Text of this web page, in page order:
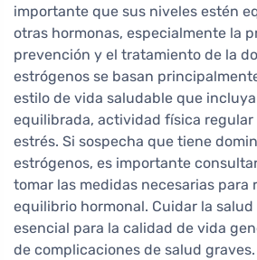
importante que sus niveles estén
otras hormonas, especialmente la
prevención y el tratamiento de la
estrógenos se basan
estilo de vida saludable que
equilibrada, actividad física
estrés. Si sospecha que tiene
estrógenos, es importante
tomar las medidas necesarias para
equilibrio hormonal. Cuidar la salud
esencial para la calidad de vida
de complicaciones de salud graves.